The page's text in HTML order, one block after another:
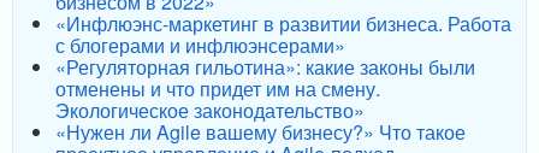
«Инфлюэнс-маркетинг в развитии бизнеса. Работа
с блогерами и инфлюэнсерами»
«Регуляторная гильотина»: какие законы были
отменены и что придет им на смену.
Экологическое законодательство»
«Нужен ли Agile вашему бизнесу?» Что такое